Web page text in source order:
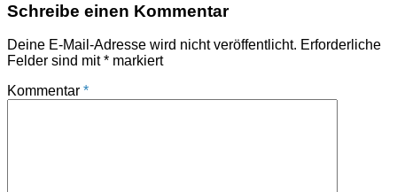
Schreibe einen Kommentar
Deine E-Mail-Adresse wird nicht veröffentlicht. Erforderliche
Felder sind mit* markiert
Kommentar *